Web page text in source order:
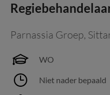
Parnassia Groep,
WO
Niet nader bepaald